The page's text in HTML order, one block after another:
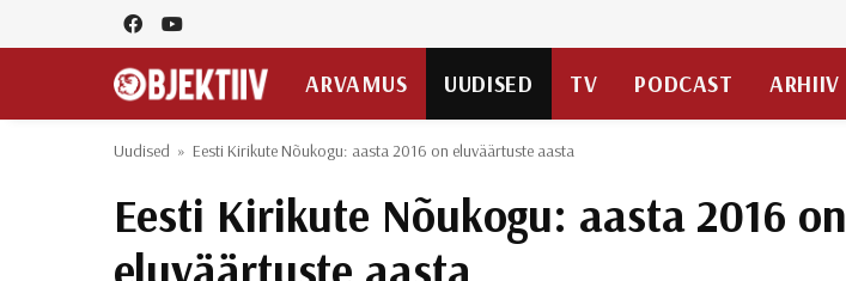
ARVAMUS UUDISED TV PODCAST ARHIIV
Uudised » Eesti Kirikute Nõukogu: aasta 2016 on eluväärtuste aasta
Eesti Kirikute Nõukogu: aasta 2016 on